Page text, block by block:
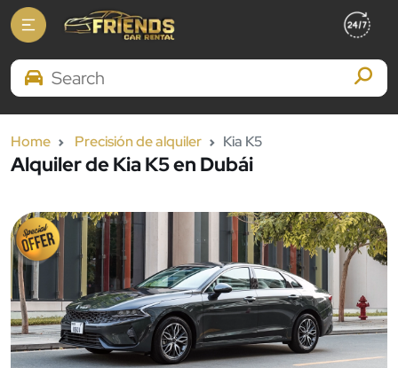
Search Brands
Home Precisión de alquiler Kia K5
Alquiler de Kia K5 en Dubái